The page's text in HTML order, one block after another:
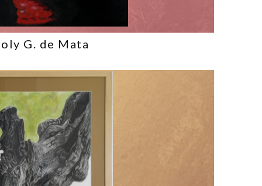
G. de Mata